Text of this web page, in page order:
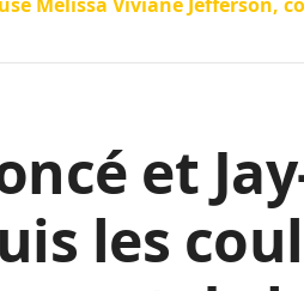
et
les